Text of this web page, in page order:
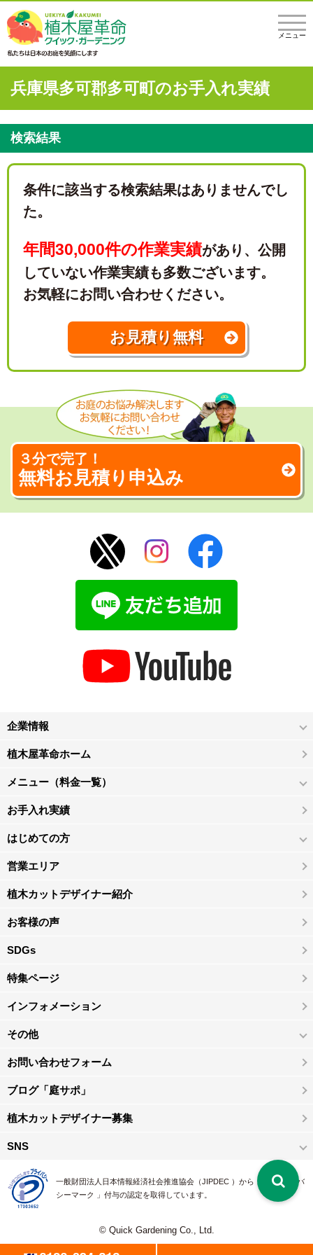
メニュー
兵庫県多可郡多可町のお手入れ実績
検索結果
条件に該当する検索結果はありませんでし
た。
年間30,000件の作業実績があり、 公開
していない作業実績も多数ございます。
お気軽にお問い合わせください。
お見積り無料
３分で完了！
無料お見積り申込み
企業情報
植木屋革命ホーム
メニュー（料金一覧）
お手入れ実績
はじめての方
営業エリア
植木カットデザイナー紹介
お客様の声
SDGs
特集ページ
インフォメーション
その他
お問い合わせフォーム
ブログ「庭サポ」
植木カットデザイナー募集
SNS
一般財団法人日本情報経済社会推進協会（JIPDEC ）から 、「 プライバ
シーマーク 」付与の認定を取得しています。
© Quick Gardening Co., Ltd.